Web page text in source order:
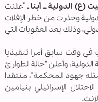
(ع) الدولية ــ أبنا ـأعلنت
وحذرت من خطر الإفلات
وذلك بعد العقوبات التي
في وقت سابق أمرا تنفيذيا
وأعلن "حالة الطوارئ
جهود المحكمة"، منتقدا
الإسرائيلي بنيامين